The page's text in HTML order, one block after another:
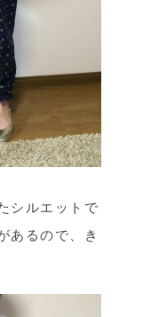
シルエットで
あるので、き